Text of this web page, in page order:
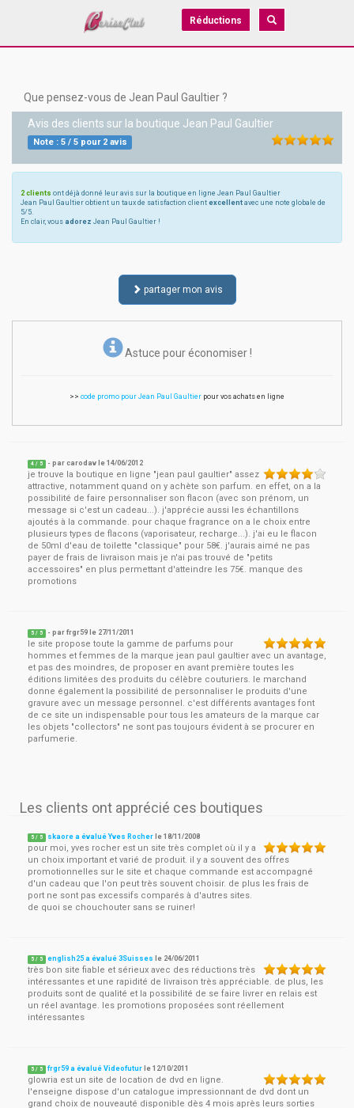
Réductions
Que pensez-vous de Jean Paul Gaultier ?
Avis des clients sur la boutique Jean Paul Gaultier
Note : 5/ 5pour 2avis
2 clients ont déjà donné leur avis sur la boutique en ligne Jean Paul Gaultier
Jean Paul Gaultier obtient un taux de satisfaction client excellent avec une note globale de
5/5.
En clair, vous adorez Jean Paul Gaultier !
partager mon avis
Astuce pour économiser !
>> code promo pour Jean Paul Gaultier pour vos achats en ligne
4 / 5 - parcarodav le14/06/2012
je trouve la boutique en ligne "jean paul gaultier" assez
attractive, notamment quand on y achète son parfum. en effet, on a la
possibilité de faire personnaliser son flacon (avec son prénom, un
message si c'est un cadeau...). j'apprécie aussi les échantillons
ajoutés à la commande. pour chaque fragrance on a le choix entre
plusieurs types de flacons (vaporisateur, recharge...). j'ai eu le flacon
de 50ml d'eau de toilette "classique" pour 58€. j'aurais aimé ne pas
payer de frais de livraison mais je n'ai pas trouvé de "petits
accessoires" en plus permettant d'atteindre les 75€. manque des
promotions
5 / 5 - parfrgr59 le 27/11/2011
le site propose toute la gamme de parfums pour
hommes et femmes de la marque jean paul gaultier avec un avantage,
et pas des moindres, de proposer en avant première toutes les
éditions limitées des produits du célèbre couturiers. le marchand
donne également la possibilité de personnaliser le produits d'une
gravure avec un message personnel. c'est différents avantages font
de ce site un indispensable pour tous les amateurs de la marque car
les objets "collectors" ne sont pas toujours évident à se procurer en
parfumerie.
Les clients ont apprécié ces boutiques
5 / 5 skaore a évalué Yves Rocher le18/11/2008
pour moi, yves rocher est un site très complet où il y a
un choix important et varié de produit. il y a souvent des offres
promotionnelles sur le site et chaque commande est accompagné
d'un cadeau que l'on peut très souvent choisir. de plus les frais de
port ne sont pas excessifs comparés à d'autres sites.
de quoi se chouchouter sans se ruiner!
5 / 5 english25 a évalué 3Suisses le 24/06/2011
très bon site fiable et sérieux avec des réductions très
intéressantes et une rapidité de livraison très appréciable. de plus, les
produits sont de qualité et la possibilité de se faire livrer en relais est
un réel avantage. les promotions proposées sont réellement
intéressantes
5 / 5 frgr59 a évalué Videofutur le12/10/2011
glowria est un site de location de dvd en ligne.
l'enseigne dispose d'un catalogue impressionnant de dvd dont un
grand choix de nouveauté disponible dès 4 mois après leurs sorties